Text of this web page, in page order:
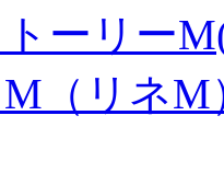
ーリー
（リネM